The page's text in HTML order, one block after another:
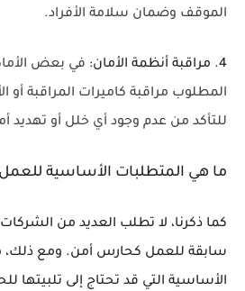
الموقف وضمان سلامة الأفراد.
4. مراقبة أنظمة الأمان:
في بعض
المطلوب مراقبة كاميرات المراقبة أو
للتأكد من عدم وجود أي خلل أو تهديد
ما هي المتطلبات الأساسية
كما ذكرنا، لا تطلب العديد من الشركات
سابقة للعمل كحارس أمن. ومع
الأساسية التي قد تحتاج إلى تلبيتها